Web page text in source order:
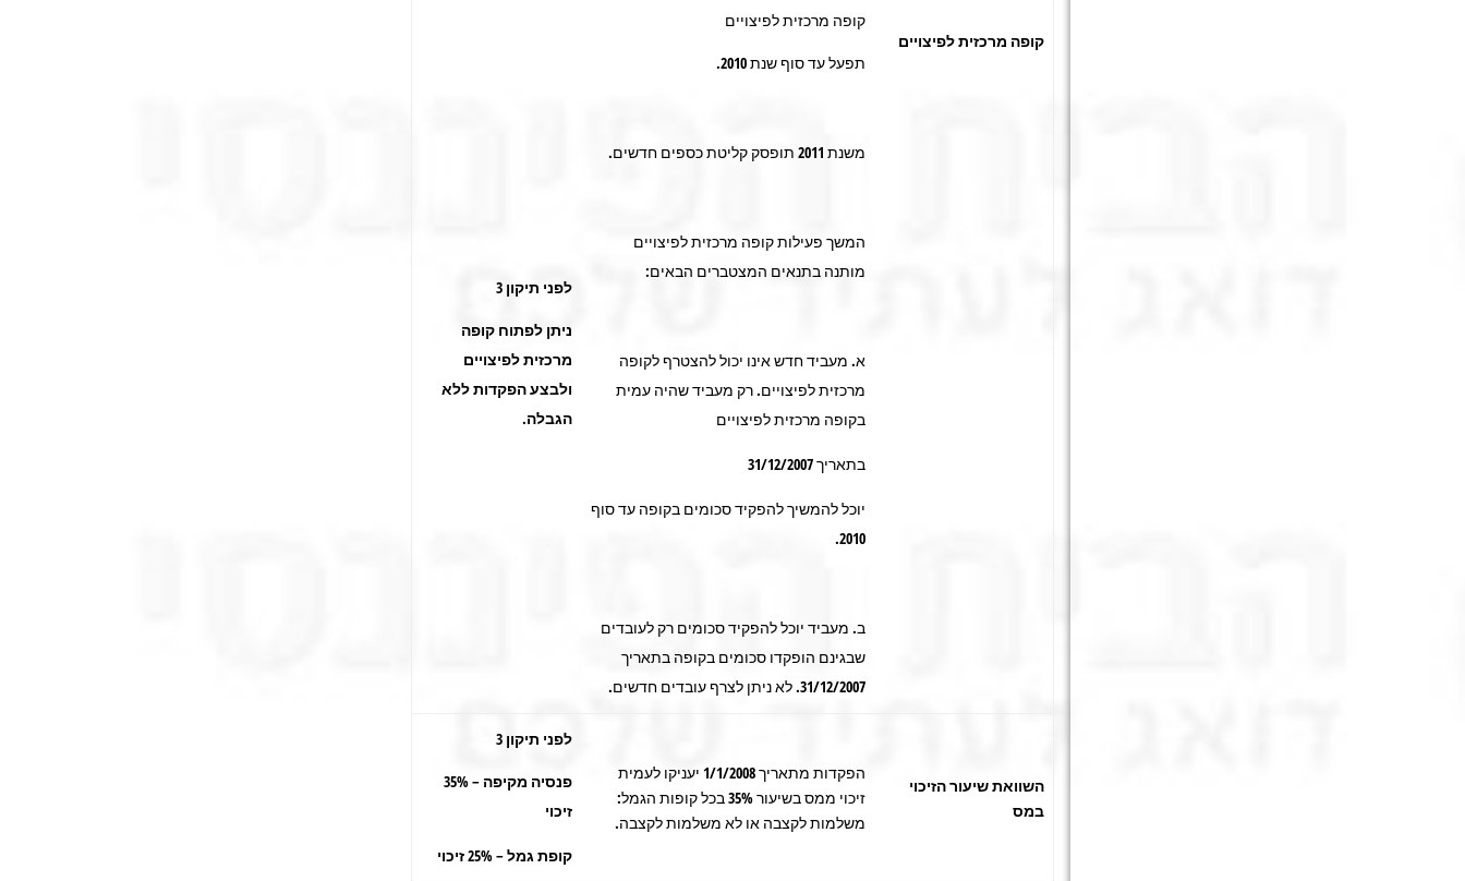
קופה מרכזית לפיצויים
קופה מרכזית לפיצויים
תפעל עד סוף שנת 2010.
משנת 2011 תופסק קליטת כספים חדשים.
המשך פעילות קופה מרכזית לפיצויים
מותנה בתנאים המצטברים הבאים:
א. מעביד חדש אינו יכול להצטרף לקופה
מרכזית לפיצויים. רק מעביד שהיה עמית
בקופה מרכזית לפיצויים
בתאריך 31/12/2007
יוכל להמשיך להפקיד סכומים בקופה עד סוף
2010.
ב. מעביד יוכל להפקיד סכומים רק לעובדים
שבגינם הופקדו סכומים בקופה בתאריך
31/12/2007. לא ניתן לצרף עובדים חדשים.
לפני תיקון 3
ניתן לפתוח קופה
מרכזית לפיצויים
ולבצע הפקדות ללא
הגבלה.
השוואת שיעור הזיכוי
במס
הפקדות מתאריך 1/1/2008 יעניקו לעמית
זיכוי ממס בשיעור 35% בכל קופות הגמל:
משלמות לקצבה או לא משלמות לקצבה.
לפני תיקון 3
פנסיה מקיפה – 35%
זיכוי
קופת גמל – 25% זיכוי